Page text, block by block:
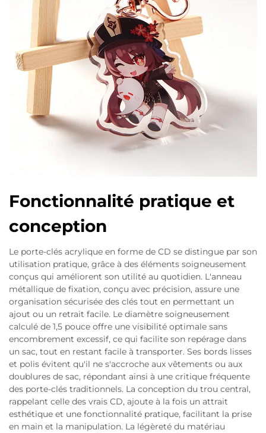
Fonctionnalité pratique et
conception
Le porte-clés acrylique en forme de CD se distingue par son
utilisation pratique, grâce à des éléments soigneusement
conçus qui améliorent son utilité au quotidien. L'anneau
métallique de fixation, conçu avec précision, assure une
organisation sécurisée des clés tout en permettant un
ajout ou un retrait facile. Le diamètre soigneusement
calculé de 1,5 pouce offre une visibilité optimale sans
encombrement excessif, ce qui facilite son repérage dans
un sac, tout en restant facile à transporter. Ses bords lisses
et polis évitent qu'il ne s'accroche aux vêtements ou aux
doublures de sac, répondant ainsi à une critique fréquente
des porte-clés traditionnels. La conception du trou central,
rappelant celle des vrais CD, ajoute à la fois un attrait
esthétique et une fonctionnalité pratique, facilitant la prise
en main et la manipulation. La légèreté du matériau